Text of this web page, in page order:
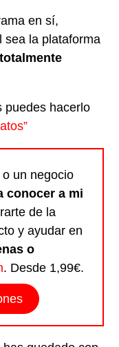
en sí,
sea la plataforma
totalmente
puedes hacerlo
un negocio
conocer a mi
de la
y ayudar en
o
. Desde 1,99€.